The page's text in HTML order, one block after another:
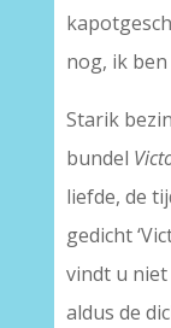
nog, ik
Starik
bundel
liefde, de
gedicht
vindt u
aldus de